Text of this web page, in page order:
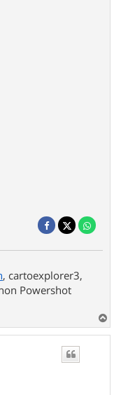
, cartoexplorer3,
Powershot
a
u